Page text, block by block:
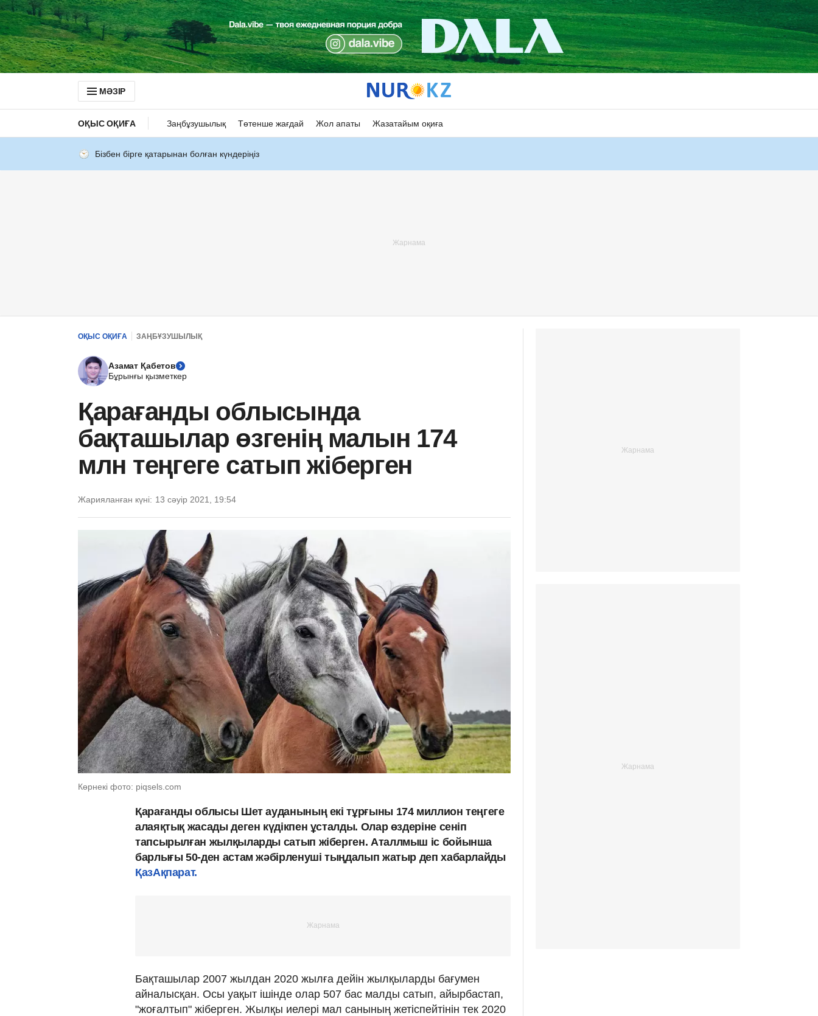
МӘЗІР
ОҚЫС ОҚИҒА Заңбұзушылық Төтенше жағдай Жол апаты Жазатайым оқиға
Бізбен бірге қатарынан болған күндеріңіз
ОҚЫС ОҚИҒА ЗАҢБҰЗУШЫЛЫҚ
Азамат Қабетов
Бұрынғы қызметкер
Қарағанды облысында
бақташылар өзгенің малын 174
млн теңгеге сатып жіберген
Жарияланған күні: 13 сәуір 2021, 19:54
Көрнекі фото: piqsels.com
Қарағанды облысы Шет ауданының екі тұрғыны 174 миллион теңгеге
алаяқтық жасады деген күдікпен ұсталды. Олар өздеріне сеніп
тапсырылған жылқыларды сатып жіберген. Аталлмыш іс бойынша
барлығы 50-ден астам жәбірленуші тыңдалып жатыр деп хабарлайды
ҚазАқпарат.
Бақташылар 2007 жылдан 2020 жылға дейін жылқыларды бағумен
айналысқан. Осы уақыт ішінде олар 507 бас малды сатып, айырбастап,
"жоғалтып" жіберген. Жылқы иелері мал санының жетіспейтінін тек 2020